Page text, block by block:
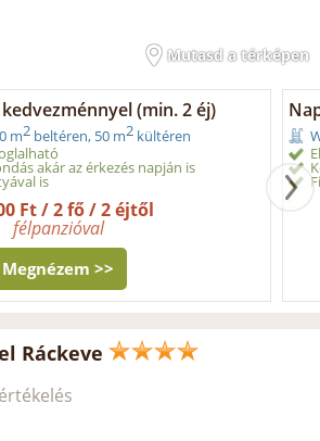
Mutasd a térképen
(min. 2 éj)
m2 beltéren, 50 m2 kültéren
akár az érkezés napján is
is
Ft / 2 fő / 2 éjtől
félpanzióval
Megnézem >>
Ráckeve